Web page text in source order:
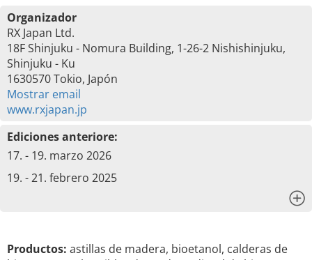
Organizador
RX Japan Ltd.
18F Shinjuku - Nomura Building, 1-26-2 Nishishinjuku,
Shinjuku - Ku
1630570 Tokio, Japón
Mostrar email
www.rxjapan.jp
Ediciones anteriore:
17. - 19. marzo 2026
19. - 21. febrero 2025
Productos: astillas de madera, bioetanol, calderas de